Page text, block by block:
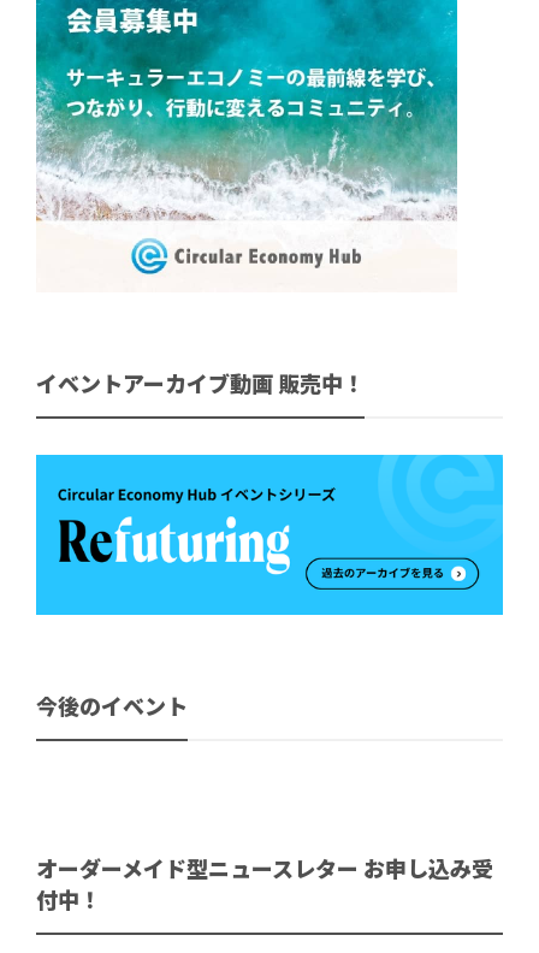
イベントアーカイブ動画 販売中！
今後のイベント
オーダーメイド型ニュースレター お申し込み受
付中！